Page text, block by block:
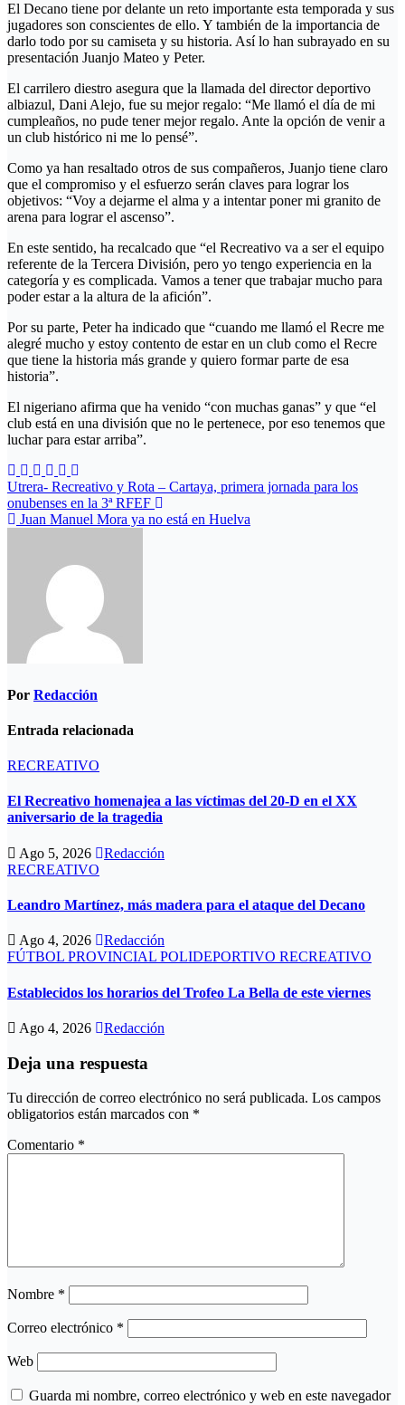
El Decano tiene por delante un reto importante esta temporada y sus
jugadores son conscientes de ello. Y también de la importancia de
darlo todo por su camiseta y su historia. Así lo han subrayado en su
presentación Juanjo Mateo y Peter.
El carrilero diestro asegura que la llamada del director deportivo
albiazul, Dani Alejo, fue su mejor regalo: “Me llamó el día de mi
cumpleaños, no pude tener mejor regalo. Ante la opción de venir a
un club histórico ni me lo pensé”.
Como ya han resaltado otros de sus compañeros, Juanjo tiene claro
que el compromiso y el esfuerzo serán claves para lograr los
objetivos: “Voy a dejarme el alma y a intentar poner mi granito de
arena para lograr el ascenso”.
En este sentido, ha recalcado que “el Recreativo va a ser el equipo
referente de la Tercera División, pero yo tengo experiencia en la
categoría y es complicada. Vamos a tener que trabajar mucho para
poder estar a la altura de la afición”.
Por su parte, Peter ha indicado que “cuando me llamó el Recre me
alegré mucho y estoy contento de estar en un club como el Recre
que tiene la historia más grande y quiero formar parte de esa
historia”.
El nigeriano afirma que ha venido “con muchas ganas” y que “el
club está en una división que no le pertenece, por eso tenemos que
luchar para estar arriba”.
Navegación
de
Utrera- Recreativo y Rota – Cartaya, primera jornada para los
onubenses en la 3ª RFEF
Juan Manuel Mora ya no está en Huelva
Por Redacción
Entrada relacionada
RECREATIVO
El Recreativo homenajea a las víctimas del 20-D en el XX
aniversario de la tragedia
Ago 5, 2026
Redacción
RECREATIVO
Leandro Martínez, más madera para el ataque del Decano
Ago 4, 2026
Redacción
FÚTBOL PROVINCIAL POLIDEPORTIVO RECREATIVO
Establecidos los horarios del Trofeo La Bella de este viernes
Ago 4, 2026 Redacción
Deja una respuesta
Tu dirección de correo electrónico no será publicada. Los campos
obligatorios están marcados con *
Comentario *
Nombre *
Correo electrónico *
Web
Guarda mi nombre, correo electrónico y web en este navegador